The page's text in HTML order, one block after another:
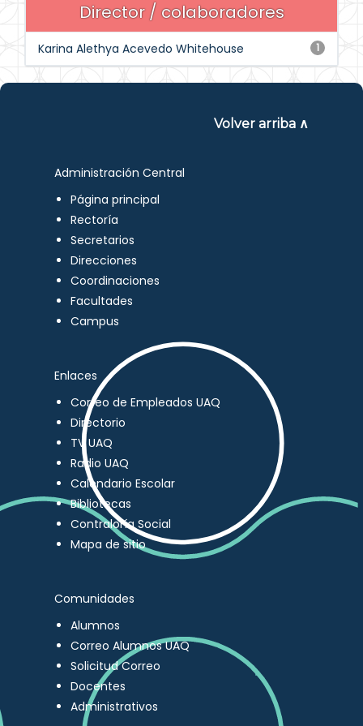
Director / colaboradores
1
Karina Alethya Acevedo Whitehouse
Volver arriba ∧
Administración Central
Página principal
Rectoría
Secretarios
Direcciones
Coordinaciones
Facultades
Campus
Enlaces
Correo de Empleados UAQ
Directorio
TV UAQ
Radio UAQ
Calendario Escolar
Bibliotecas
Contraloría Social
Mapa de sitio
Comunidades
Alumnos
Correo Alumnos UAQ
Solicitud Correo
Docentes
Administrativos